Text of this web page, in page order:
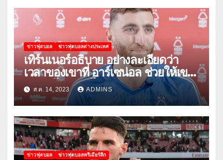
ข่าวฟุตบอล ข่าวฟุตบอลต่างประเทศ
เทิร์นเนอร์อธิบาย อย่างละเอียดว่า
เวลาของเขาที่ อาร์เซน่อล ช่วยให้เขา
พัฒนาได้อย่างไร
ส.ค. 14, 2023 ADMINS
ข่าวฟุตบอล ข่าวฟุตบอลพรีเมียร์ลีก